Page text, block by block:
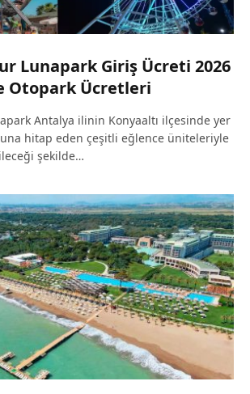
Lunapark Giriş Ücreti 2026
Otopark Ücretleri
Antalya ilinin Konyaaltı ilçesinde yer
hitap eden çeşitli eğlence üniteleriyle
şekilde…